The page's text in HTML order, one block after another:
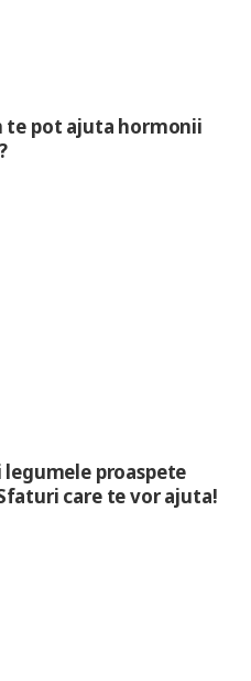
te pot ajuta hormonii
proaspete
care te vor ajuta!